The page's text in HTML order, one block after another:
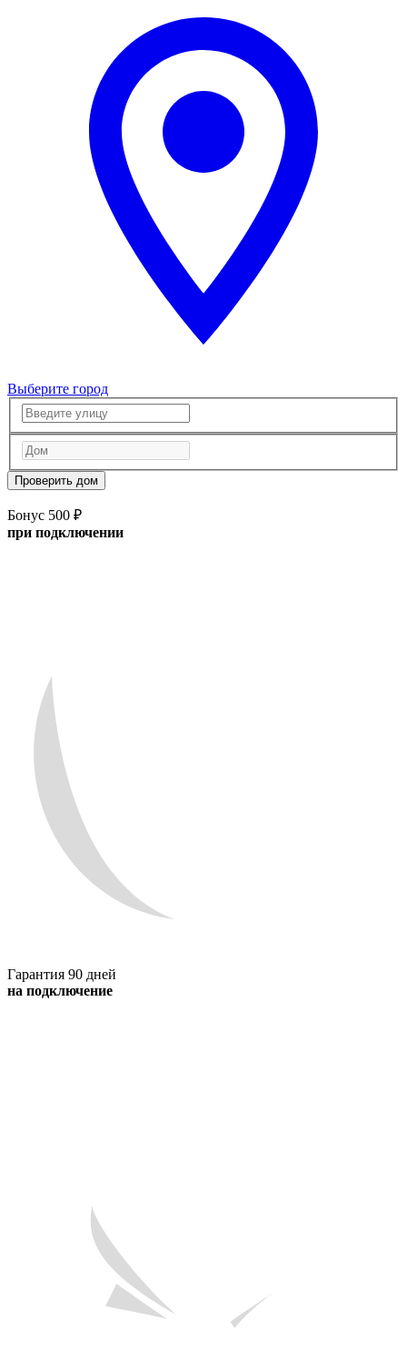
Выберите город
Проверить дом
Бонус 500 ₽
при подключении
Гарантия 90 дней
на подключение